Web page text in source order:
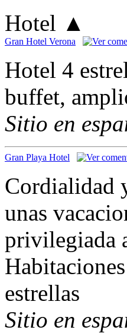
Hotel ▲
Gran Hotel Verona
Hotel 4
buffet,
Sitio en
Gran Playa Hotel
Cordialidad
unas
privilegiada
estrellas
Sitio en